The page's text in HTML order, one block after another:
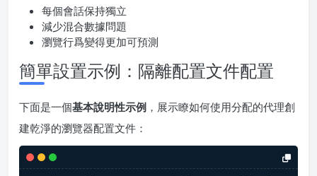
每個會話保持獨立
減少混合數據問題
瀏覽行爲變得更加可預測
簡單設置示例：隔離配置文件配置
下面是一個基本說明性示例 ，展示瞭如何使用分配的代理創
建乾淨的瀏覽器配置文件：